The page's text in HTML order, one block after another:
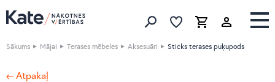
Meklēt produktus
IzlaseGrozs Izlase
Sākums Mājai Terases mēbeles Aksesuāri Sticks terases puķupods
← Atpakaļ